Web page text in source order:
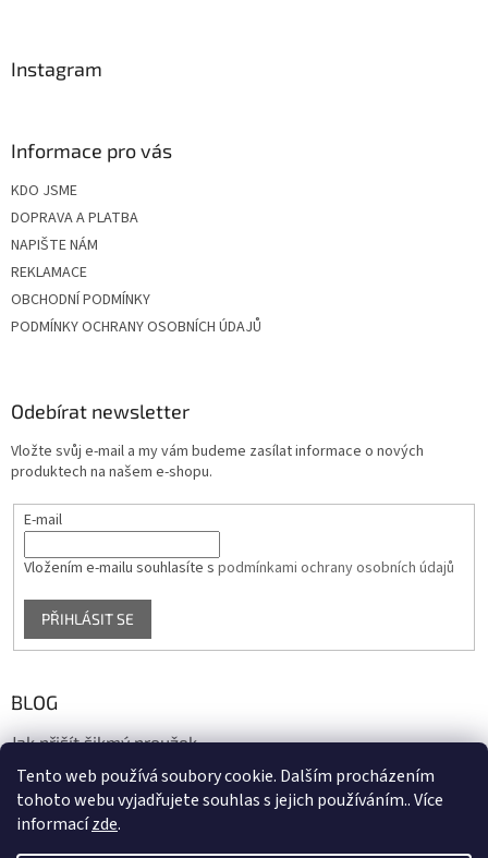
Tento web používá soubory cookie. Dalším procházením
tohoto webu vyjadřujete souhlas s jejich používáním.. Více
informacízde.
Instagram
Informace pro vás
KDO JSME
DOPRAVA A PLATBA
NAPIŠTE NÁM
REKLAMACE
OBCHODNÍ PODMÍNKY
PODMÍNKY OCHRANY OSOBNÍCH ÚDAJŮ
Odebírat newsletter
Vložte svůj e-mail a my vám budeme zasílat informace o nových
produktech na našem e-shopu.
E-mail
Vložením e-mailu souhlasíte s podmínkami ochrany osobních údajů
PŘIHLÁSIT SE
BLOG
Jak přišít šikmý proužek
17.10.2020